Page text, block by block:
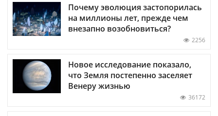
Почему эволюция застопорилась
на миллионы лет, прежде чем
внезапно возобновиться?
2256
Новое исследование показало,
что Земля постепенно заселяет
Венеру жизнью
36172